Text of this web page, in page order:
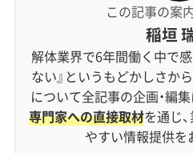
この記事の案
稲垣
解体業界で6年間働く中で
ない』というもどかしさか
について全記事の企画・編
専門家への直接取材を通じ
やすい情報提供を